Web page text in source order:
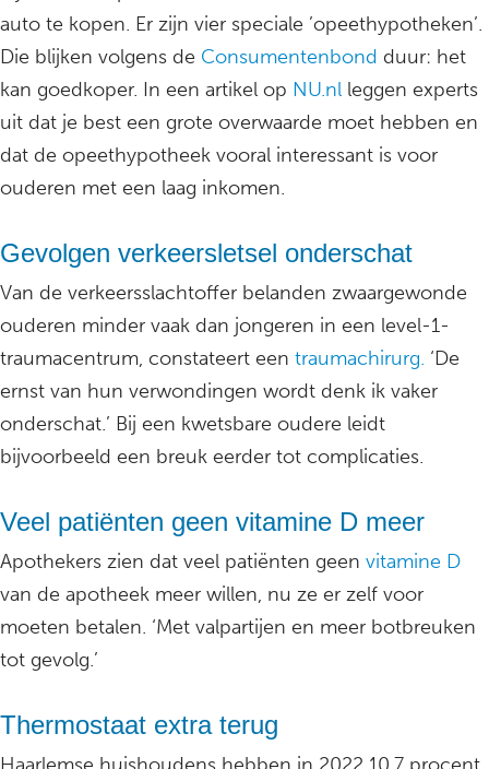
auto te kopen. Er zijn vier speciale ’opeethypotheken’.
Die blijken volgens de Consumentenbond duur: het
kan goedkoper. In een artikel op NU.nl leggen experts
uit dat je best een grote overwaarde moet hebben en
dat de opeethypotheek vooral interessant is voor
ouderen met een laag inkomen.
Gevolgen verkeersletsel onderschat
Van de verkeersslachtoffer belanden zwaargewonde
ouderen minder vaak dan jongeren in een level-1-
traumacentrum, constateert een traumachirurg. ‘De
ernst van hun verwondingen wordt denk ik vaker
onderschat.’ Bij een kwetsbare oudere leidt
bijvoorbeeld een breuk eerder tot complicaties.
Veel patiënten geen vitamine D meer
Apothekers zien dat veel patiënten geen vitamine D
van de apotheek meer willen, nu ze er zelf voor
moeten betalen. ‘Met valpartijen en meer botbreuken
tot gevolg.’
Thermostaat extra terug